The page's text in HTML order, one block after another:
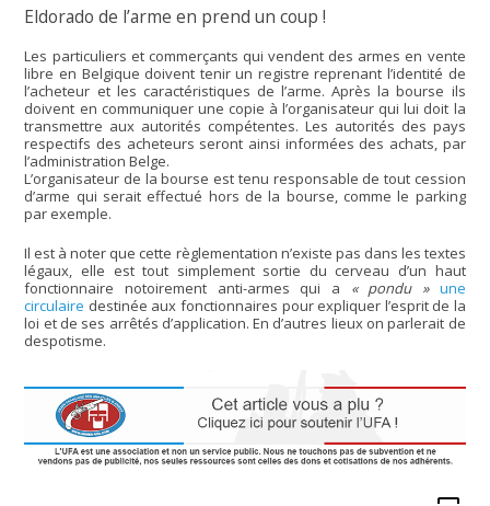
Eldorado de l’arme en prend un coup !
Les particuliers et commerçants qui vendent des armes en vente
libre en Belgique doivent tenir un registre reprenant l’identité de
l’acheteur et les caractéristiques de l’arme. Après la bourse ils
doivent en communiquer une copie à l’organisateur qui lui doit la
transmettre aux autorités compétentes. Les autorités des pays
respectifs des acheteurs seront ainsi informées des achats, par
l’administration Belge.
L’organisateur de la bourse est tenu responsable de tout cession
d’arme qui serait effectué hors de la bourse, comme le parking
par exemple.
Il est à noter que cette règlementation n’existe pas dans les textes
légaux, elle est tout simplement sortie du cerveau d’un haut
fonctionnaire notoirement anti-armes qui a « pondu » une
circulaire destinée aux fonctionnaires pour expliquer l’esprit de la
loi et de ses arrêtés d’application. En d’autres lieux on parlerait de
despotisme.